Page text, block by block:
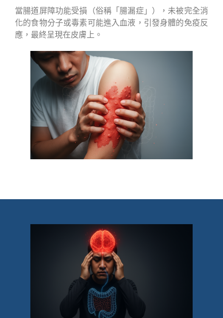
當腸道屏障功能受損（俗稱「腸漏症」），未被完全消
化的食物分子或毒素可能進入血液，引發身體的免疫反
應，最終呈現在皮膚上。